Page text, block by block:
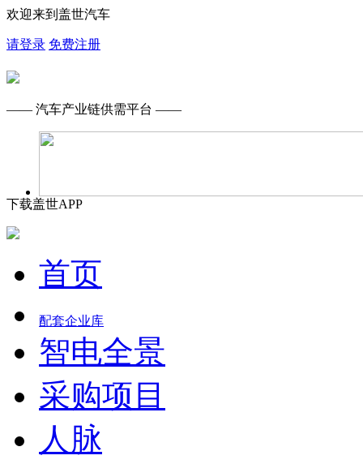
欢迎来到盖世汽车
请登录 免费注册
—— 汽车产业链供需平台 ——
下载盖世APP
首页
配套企业库
智电全景
采购项目
人脉